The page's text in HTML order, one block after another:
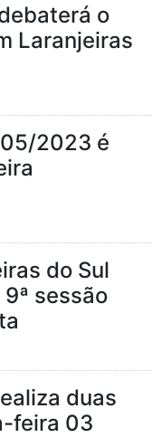
o
Laranjeiras
2023 é
do Sul
sessão
duas
feira 03